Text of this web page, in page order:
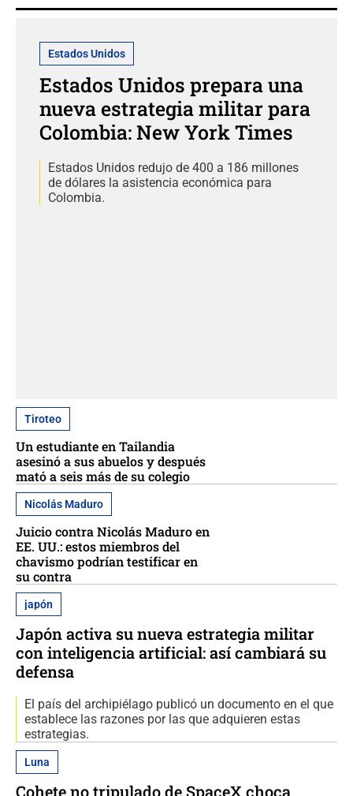
Estados Unidos
Estados Unidos prepara una
nueva estrategia militar para
Colombia: New York Times
Estados Unidos redujo de 400 a 186 millones
de dólares la asistencia económica para
Colombia.
Tiroteo
Un estudiante en Tailandia
asesinó a sus abuelos y después
mató a seis más de su colegio
Nicolás Maduro
Juicio contra Nicolás Maduro en
EE. UU.: estos miembros del
chavismo podrían testificar en
su contra
japón
Japón activa su nueva estrategia militar
con inteligencia artificial: así cambiará su
defensa
El país del archipiélago publicó un documento en el que
establece las razones por las que adquieren estas
estrategias.
Luna
Cohete no tripulado de SpaceX choca